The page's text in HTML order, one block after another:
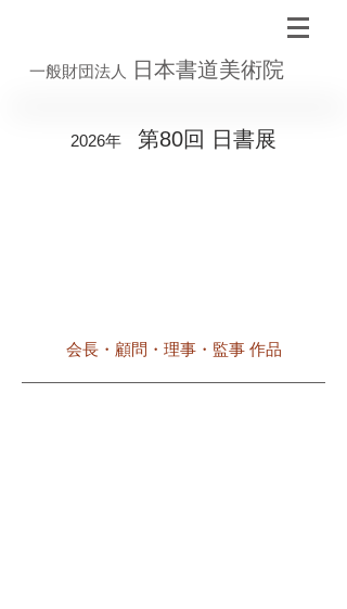
一般財団法人 日本書道美術院
2026年 第80回 日書展
会長・顧問・理事・監事 作品